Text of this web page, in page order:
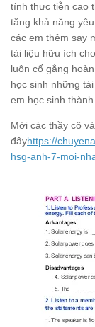
tính thực tiễn cao
tăng khả năng
các em thêm say
tài liệu hữu ích
luôn cố gắng
học sinh những
em học sinh
Mời các thầy cô
đâyhttps://
hsg-anh-7-moi-